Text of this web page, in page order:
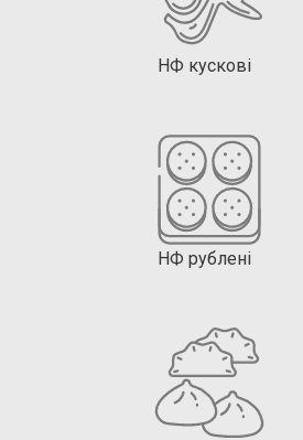
НФ кускові
НФ рублені